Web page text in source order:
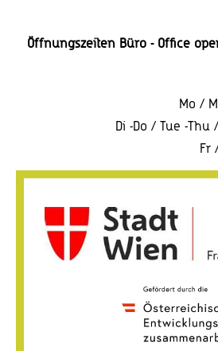
Öffnungszeiten Büro - Office
Mo /
Di -Do / Tue -Thu
Fr